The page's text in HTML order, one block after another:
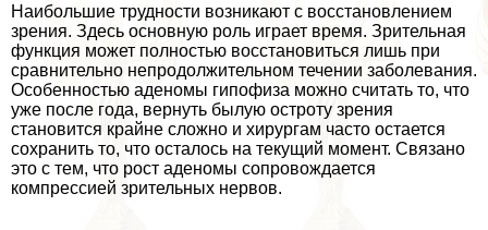
Наибольшие трудности возникают с восстановлением
зрения. Здесь основную роль играет время. Зрительная
функция может полностью восстановиться лишь при
сравнительно непродолжительном течении заболевания.
Особенностью аденомы гипофиза можно считать то, что
уже после года, вернуть былую остроту зрения
становится крайне сложно и хирургам часто остается
сохранить то, что осталось на текущий момент. Связано
это с тем, что рост аденомы сопровождается
компрессией зрительных нервов.